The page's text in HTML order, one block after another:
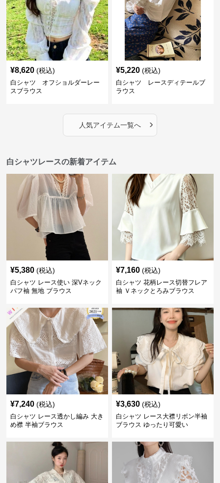
¥8,620 (税込)
白シャツ オフショルダーレー
スブラウス
¥5,220 (税込)
白シャツ レースディテールブ
ラウス
人気アイテム一覧へ ›
白シャツレースの新着アイテム
¥5,380 (税込)
白シャツ レース使い 深Vネック
パフ袖 無地 ブラウス
¥7,160 (税込)
白シャツ 花柄レース切替フレア
袖 Ｖネックとろみブラウス
¥7,240 (税込)
白シャツ レース透かし編み 大き
め襟 半袖ブラウス
¥3,630 (税込)
白シャツ レース大襟リボン半袖
ブラウス ゆったり可愛い